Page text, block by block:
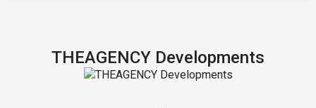
THEAGENCY Developments